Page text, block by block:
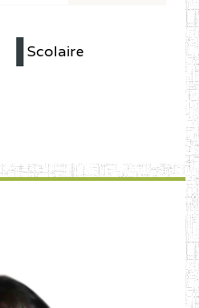
Scolaire